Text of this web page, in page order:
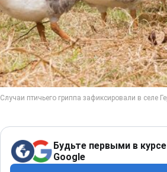
Будьте первыми в
Google